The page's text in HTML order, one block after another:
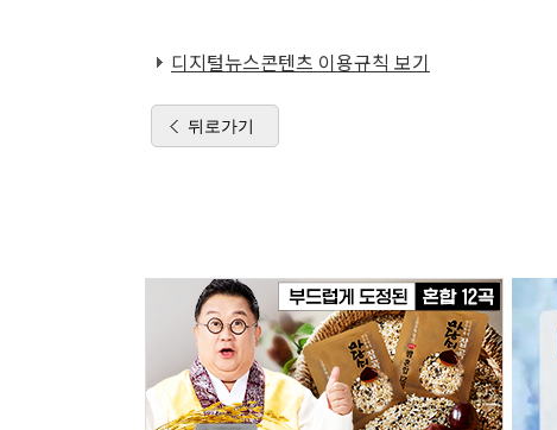
디지털뉴스콘텐츠 이용규칙 보기
뒤로가기